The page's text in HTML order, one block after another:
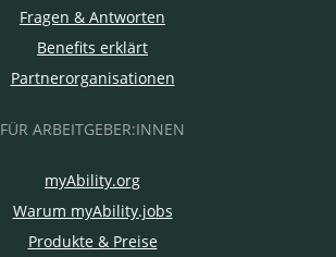
Fragen & Antworten
Benefits erklärt
Partnerorganisationen
FÜR ARBEITGEBER:INNEN
myAbility.org
Warum myAbility.jobs
Produkte & Preise